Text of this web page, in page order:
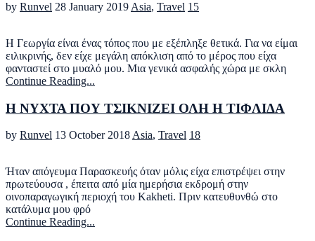
by Runvel 28 January 2019 Asia, Travel 15
Η Γεωργία είναι ένας τόπος που με εξέπληξε θετικά. Για να είμαι
ειλικρινής, δεν είχε μεγάλη απόκλιση από το μέρος που είχα
φανταστεί στο μυαλό μου. Μια γενικά ασφαλής χώρα με σκλη
Continue Reading...
Η ΝΥΧΤΑ ΠΟΥ ΤΣΙΚΝΙΖΕΙ ΟΛΗ Η ΤΙΦΛΙΔΑ
by Runvel 13 October 2018Asia, Travel 18
Ήταν απόγευμα Παρασκευής όταν μόλις είχα επιστρέψει στην
πρωτεύουσα , έπειτα από μία ημερήσια εκδρομή στην
οινοπαραγωγική περιοχή του Kakheti. Πριν κατευθυνθώ στο
κατάλυμα μου φρό
Continue Reading...